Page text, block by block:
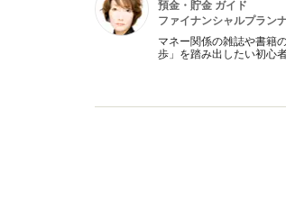
預金・貯金 ガイド
ファイナンシャルプラン
マネー関係の雑誌や書籍
歩」を踏み出したい初心